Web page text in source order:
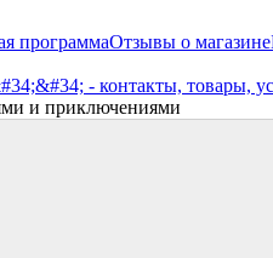
программаОтзывы о магазине
и приключениями